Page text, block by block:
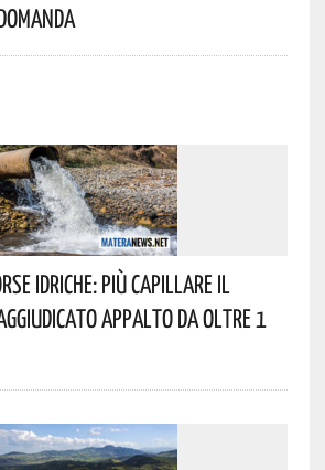
Idriche: Più Capillare Il
Appalto Da Oltre 1